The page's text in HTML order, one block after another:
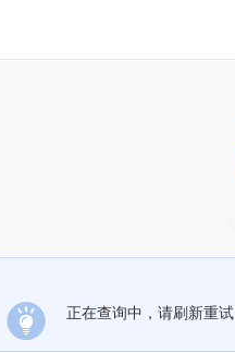
正在查询中，请刷新重试